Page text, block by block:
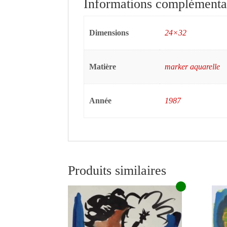
Informations
Dimensions 24×32
Matière marker aquarelle
Année 1987
Produits similaires